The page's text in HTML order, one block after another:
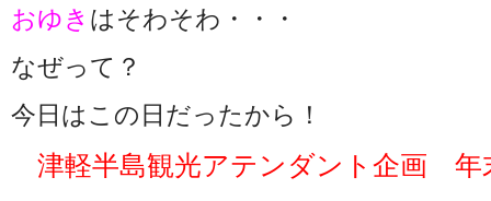
おゆき はそわそわ・・・
なぜって？
今日はこの日だったから！
津軽半島観光アテンダント企画 年